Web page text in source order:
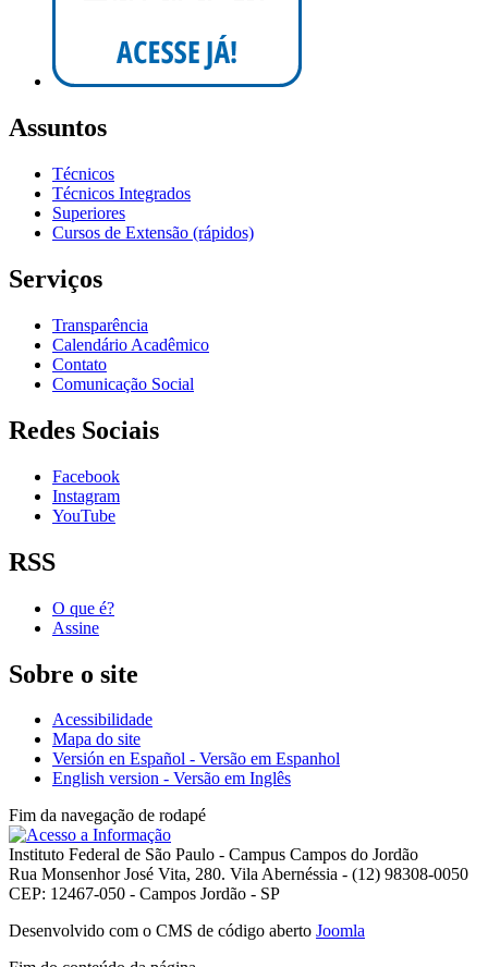
Assuntos
Técnicos
Técnicos Integrados
Superiores
Cursos de Extensão (rápidos)
Serviços
Transparência
Calendário Acadêmico
Contato
Comunicação Social
Redes Sociais
Facebook
Instagram
YouTube
RSS
O que é?
Assine
Sobre o site
Acessibilidade
Mapa do site
Versión en Español - Versão em Espanhol
English version - Versão em Inglês
Fim da navegação de rodapé
Instituto Federal de São Paulo - Campus Campos do Jordão
Rua Monsenhor José Vita, 280. Vila Abernéssia - (12) 98308-0050
CEP: 12467-050 - Campos Jordão - SP
Desenvolvido com o CMS de código aberto Joomla